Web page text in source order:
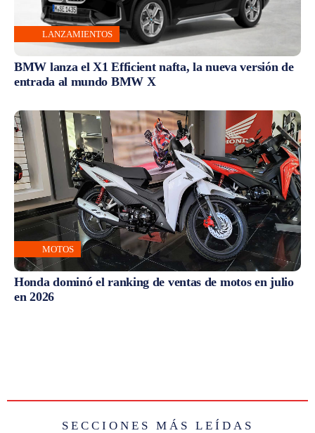
LANZAMIENTOS
BMW lanza el X1 Efficient nafta, la nueva versión de
entrada al mundo BMW X
MOTOS
Honda dominó el ranking de ventas de motos en julio
en 2026
SECCIONES MÁS LEÍDAS